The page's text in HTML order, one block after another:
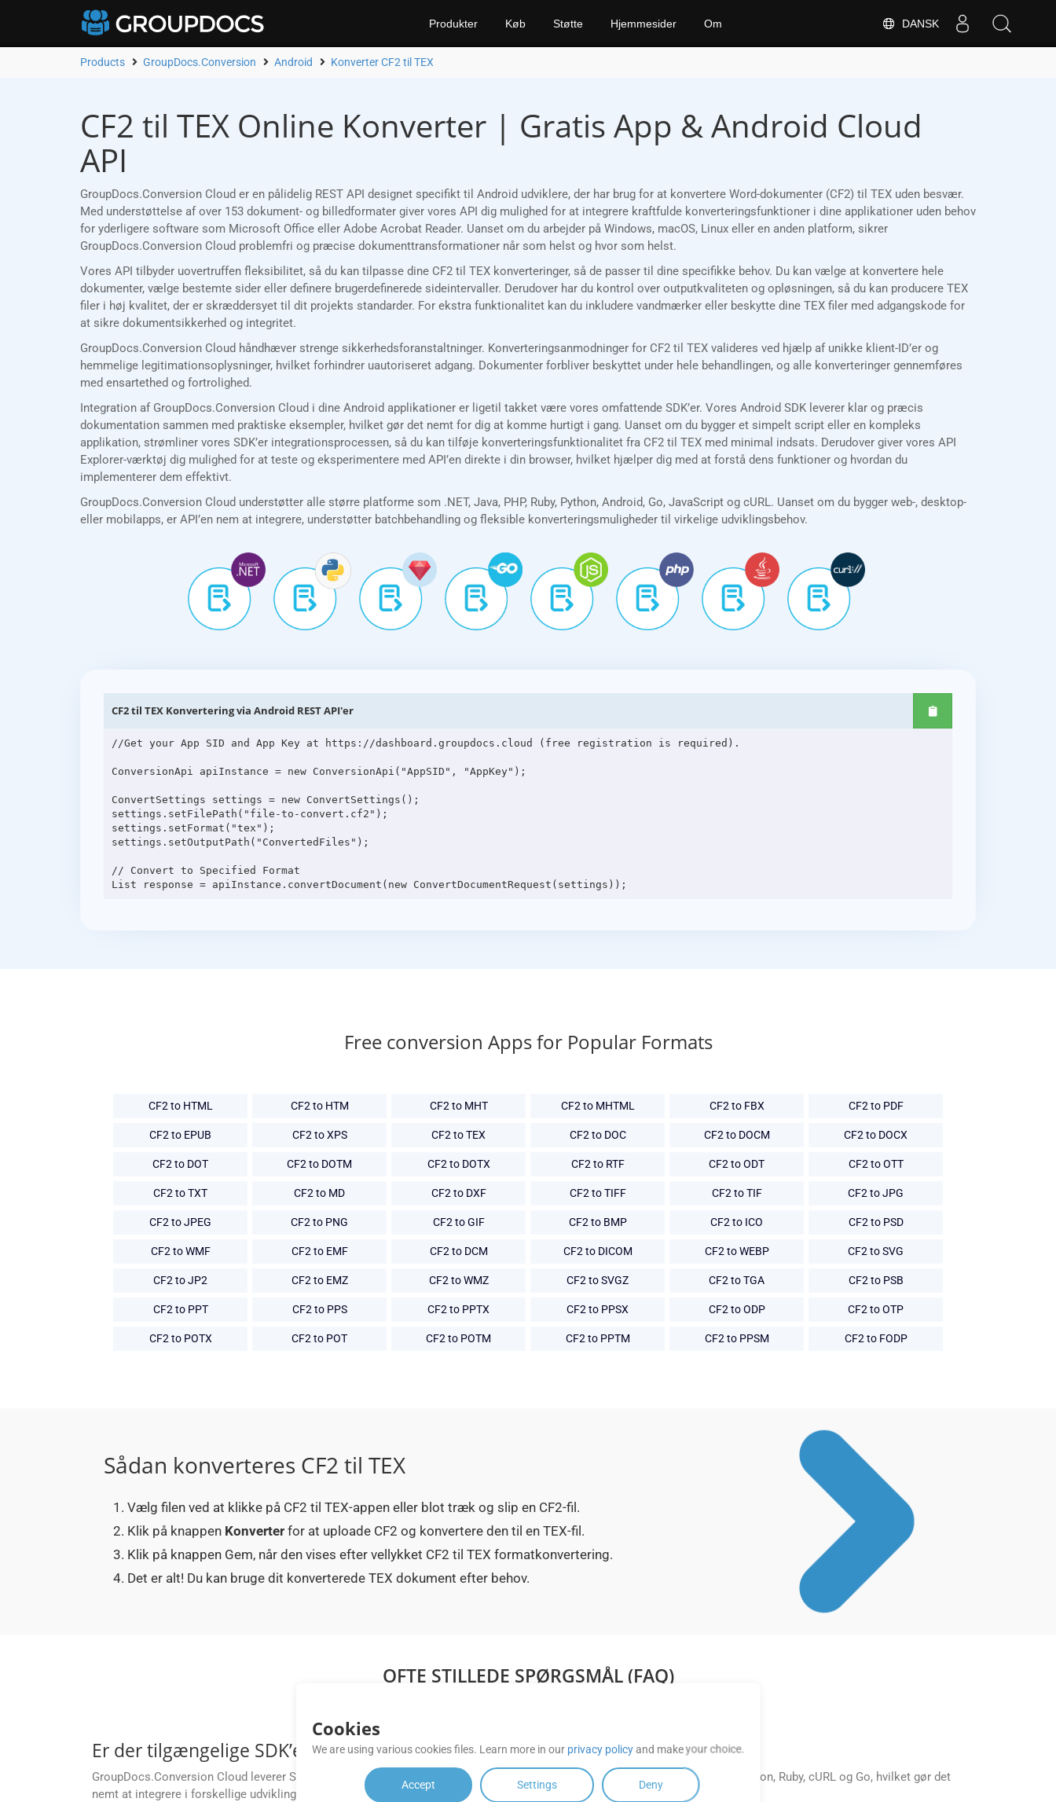
DANSK
Produkter Køb Støtte Hjemmesider Om
Products GroupDocs.Conversion Android Konverter CF2 til TEX
CF2 til TEX Online Konverter | Gratis App & Android Cloud
API
GroupDocs.Conversion Cloud er en pålidelig REST API designet specifikt til Android udviklere, der har brug for at konvertere Word-dokumenter (CF2) til TEX uden besvær.
Med understøttelse af over 153 dokument- og billedformater giver vores API dig mulighed for at integrere kraftfulde konverteringsfunktioner i dine applikationer uden behov
for yderligere software som Microsoft Office eller Adobe Acrobat Reader. Uanset om du arbejder på Windows, macOS, Linux eller en anden platform, sikrer
GroupDocs.Conversion Cloud problemfri og præcise dokumenttransformationer når som helst og hvor som helst.
Vores API tilbyder uovertruffen fleksibilitet, så du kan tilpasse dine CF2 til TEX konverteringer, så de passer til dine specifikke behov. Du kan vælge at konvertere hele
dokumenter, vælge bestemte sider eller definere brugerdefinerede sideintervaller. Derudover har du kontrol over outputkvaliteten og opløsningen, så du kan producere TEX
filer i høj kvalitet, der er skræddersyet til dit projekts standarder. For ekstra funktionalitet kan du inkludere vandmærker eller beskytte dine TEX filer med adgangskode for
at sikre dokumentsikkerhed og integritet.
GroupDocs.Conversion Cloud håndhæver strenge sikkerhedsforanstaltninger. Konverteringsanmodninger for CF2 til TEX valideres ved hjælp af unikke klient-ID’er og
hemmelige legitimationsoplysninger, hvilket forhindrer uautoriseret adgang. Dokumenter forbliver beskyttet under hele behandlingen, og alle konverteringer gennemføres
med ensartethed og fortrolighed.
Integration af GroupDocs.Conversion Cloud i dine Android applikationer er ligetil takket være vores omfattende SDK’er. Vores Android SDK leverer klar og præcis
dokumentation sammen med praktiske eksempler, hvilket gør det nemt for dig at komme hurtigt i gang. Uanset om du bygger et simpelt script eller en kompleks
applikation, strømliner vores SDK’er integrationsprocessen, så du kan tilføje konverteringsfunktionalitet fra CF2 til TEX med minimal indsats. Derudover giver vores API
Explorer-værktøj dig mulighed for at teste og eksperimentere med API’en direkte i din browser, hvilket hjælper dig med at forstå dens funktioner og hvordan du
implementerer dem effektivt.
GroupDocs.Conversion Cloud understøtter alle større platforme som .NET, Java, PHP, Ruby, Python, Android, Go, JavaScript og cURL. Uanset om du bygger web-, desktop-
eller mobilapps, er API’en nem at integrere, understøtter batchbehandling og fleksible konverteringsmuligheder til virkelige udviklingsbehov.
CF2 til TEX Konvertering via Android REST API'er
//Get your App SID and App Key at https://dashboard.groupdocs.cloud (free registration is required).
ConversionApi apiInstance = new ConversionApi("AppSID", "AppKey");
ConvertSettings settings = new ConvertSettings();
settings.setFilePath("file-to-convert.cf2");
settings.setFormat("tex");
settings.setOutputPath("ConvertedFiles");
// Convert to Specified Format
Free conversion Apps for Popular Formats
CF2 to HTML CF2 to HTM CF2 to MHT CF2 to MHTML CF2 to FBX CF2 to PDF
CF2 to EPUB CF2 to XPS CF2 to TEX CF2 to DOC CF2 to DOCM CF2 to DOCX
CF2 to DOT CF2 to DOTM CF2 to DOTX CF2 to RTF CF2 to ODT CF2 to OTT
CF2 to TXT CF2 to MD CF2 to DXF CF2 to TIFF CF2 to TIF CF2 to JPG
CF2 to JPEG CF2 to PNG CF2 to GIF CF2 to BMP CF2 to ICO CF2 to PSD
CF2 to WMF CF2 to EMF CF2 to DCM CF2 to DICOM CF2 to WEBP CF2 to SVG
CF2 to JP2 CF2 to EMZ CF2 to WMZ CF2 to SVGZ CF2 to TGA CF2 to PSB
CF2 to PPT CF2 to PPS CF2 to PPTX CF2 to PPSX CF2 to ODP CF2 to OTP
CF2 to POTX CF2 to POT CF2 to POTM CF2 to PPTM CF2 to PPSM CF2 to FODP
Sådan konverteres CF2 til TEX
Vælg filen ved at klikke på CF2 til TEX-appen eller blot træk og slip en CF2-fil.
Klik på knappen Konverter for at uploade CF2 og konvertere den til en TEX-fil.
Klik på knappen Gem, når den vises efter vellykket CF2 til TEX formatkonvertering.
Det er alt! Du kan bruge dit konverterede TEX dokument efter behov.
OFTE STILLEDE SPØRGSMÅL (FAQ)
Er der tilgængelige SDK’er til GroupDocs.Conversion Cloud API’er?
GroupDocs.Conversion Cloud leverer SDK’er til forskellige programmeringssprog såsom .NET, Java, Android, PHP, Node.js, Python, Ruby, cURL og Go, hvilket gør det
nemt at integrere i forskellige udviklingsmiljøer.
Cookies
We are using various cookies files. Learn more in our privacy policyand make your choice.
Accept Settings Deny